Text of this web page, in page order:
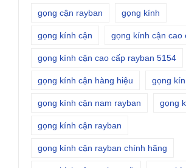
gọng cận rayban gọng kính
gọng kính cận gọng kính cận cao
gọng kính cận cao cấp rayban 5154
gọng kính cận hàng hiệu gọng
gọng kính cận nam rayban gọng
gọng kính cận rayban
gọng kính cận rayban chính hãng